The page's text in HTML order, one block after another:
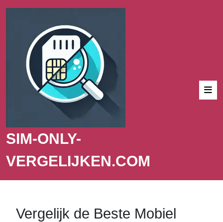
SIM-ONLY-
VERGELIJKEN.COM
Vergelijk de Beste Mobiel